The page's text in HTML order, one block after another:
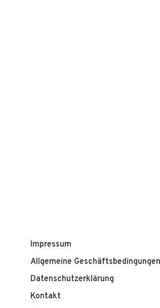
Impressum
Allgemeine Geschäftsbedingungen
Datenschutzerklärung
Kontakt